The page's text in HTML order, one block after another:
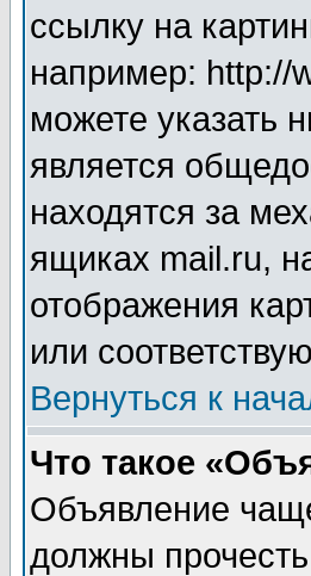
ссылку на
например: http://
можете указать
является
находятся за
ящиках mail.ru,
отображения
или
Вернуться к
Что такое
Объявление
должны